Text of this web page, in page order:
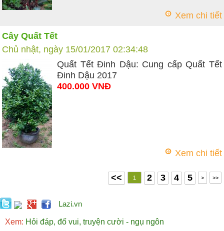
Xem chi tiết
Cây Quất Tết
Chủ nhật, ngày 15/01/2017 02:34:48
Quất Tết Đinh Dậu: Cung cấp Quất Tết
Đinh Dậu 2017
400.000 VNĐ
Xem chi tiết
<< 1 2 3 4 5 > >>
Lazi.vn
Xem: Hỏi đáp, đố vui, truyện cười - ngụ ngôn